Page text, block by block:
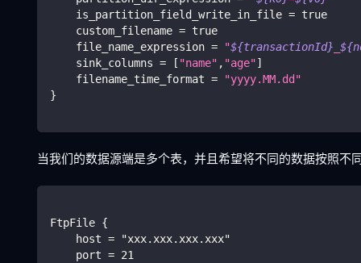
    is_partition_field_write_in_file
= true
    custom_filename
= true
    file_name_expression
= "${transactionId}
    sink_columns
= [ "name" , "age"]
    filename_time_format
=
"yyyy.MM.dd"
}
当我们的数据源端是多个表，并且希望将不同的数据按照
FtpFile {
    host = "xxx.xxx.xxx.xxx"
    port = 21